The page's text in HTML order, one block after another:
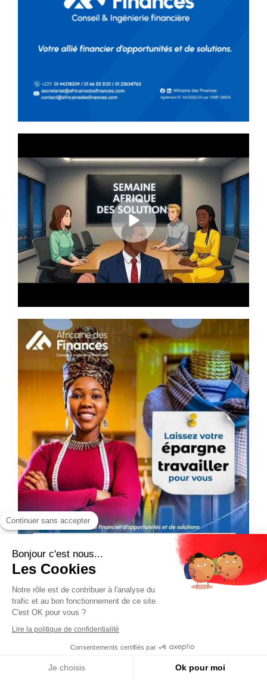
Continuer sans accepter
Bonjour c'est nous...
Les Cookies
Notre rôle est de contribuer à l'analyse du
trafic et au bon fonctionnement de ce site.
C'est OK pour vous ?
Lire la politique de confidentialité
Consentements certifiés par
Je choisis Ok pour moi